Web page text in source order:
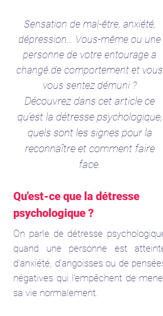
Sensation de mal-être, anxiété,
dépression... Vous-même ou une
personne de votre entourage a
changé de comportement et vous
vous sentez démuni ?
Découvrez dans cet article ce
qu'est la détresse psychologique,
quels sont les signes pour la
reconnaître et comment faire
face.
Qu'est-ce que la détresse
psychologique ?
On parle de détresse psychologique
quand une personne est atteinte
d'anxiété, d'angoisses ou de pensées
négatives qui l'empêchent de mener
sa vie normalement.